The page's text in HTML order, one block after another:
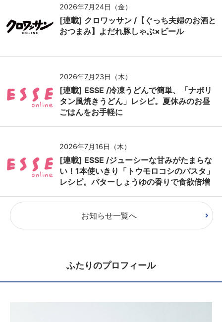
2026年7月24日（金）
[連載] クロワッサン /【ぐっち夫婦のお酒と
おつまみ】よだれ豚しゃぶ×ビール
2026年7月23日（木）
[連載] ESSE /冷凍うどんで簡単、「ナポリ
タン風焼きうどん」レシピ。夏休みのお昼
ごはんをお手軽に
2026年7月16日（木）
[連載] ESSE /ジューシーな甘みがたまらな
い！1本使いきり「トウモロコシのパスタ」
レシピ。バターしょうゆの香りで食欲倍増
お知らせ一覧へ
ふたりのプロフィール